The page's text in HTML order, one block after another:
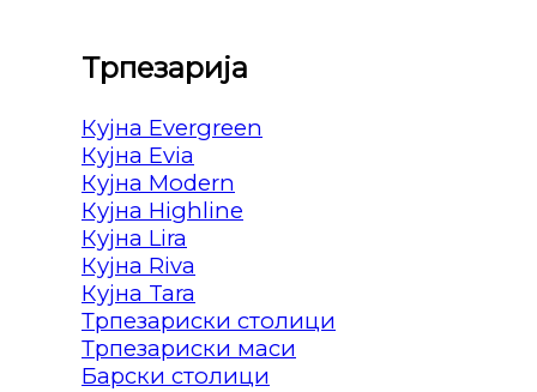
Трпезарија
Кујна Evergreen
Кујна Evia
Кујна Modern
Кујна Highline
Кујна Lira
Кујна Riva
Кујна Tara
Трпезариски столици
Трпезариски маси
Барски столици